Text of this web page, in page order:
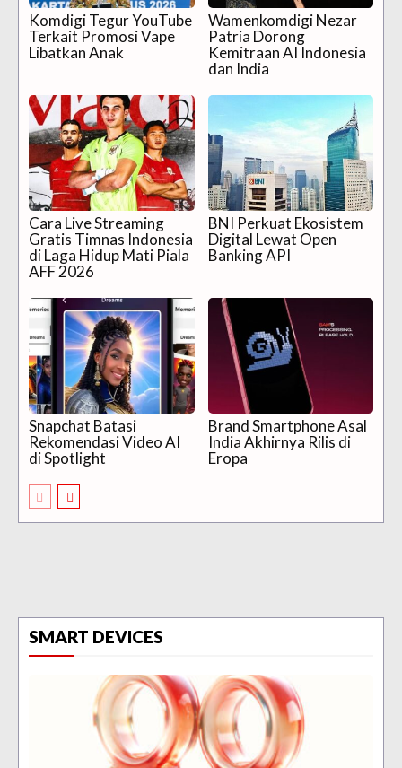
Komdigi Tegur YouTube
Terkait Promosi Vape
Libatkan Anak
Wamenkomdigi Nezar
Patria Dorong
Kemitraan AI Indonesia
dan India
Cara Live Streaming
Gratis Timnas Indonesia
di Laga Hidup Mati Piala
AFF 2026
BNI Perkuat Ekosistem
Digital Lewat Open
Banking API
Snapchat Batasi
Rekomendasi Video AI
di Spotlight
Brand Smartphone Asal
India Akhirnya Rilis di
Eropa
SMART DEVICES